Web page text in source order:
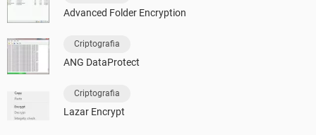
Advanced Folder Encryption
Criptografia
ANG DataProtect
Criptografia
Lazar Encrypt